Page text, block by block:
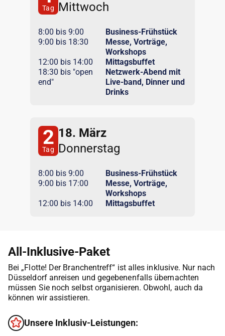
Tag Mittwoch
8:00 bis 9:00
Business-Frühstück
9:00 bis 18:30
Messe, Vorträge,
Workshops
12:00 bis 14:00
Mittagsbuffet
18:30 bis "open
end"
Netzwerk-Abend mit
Live-band, Dinner und
Drinks
2
Tag
18. März
Donnerstag
8:00 bis 9:00
Business-Frühstück
9:00 bis 17:00
Messe, Vorträge,
Workshops
12:00 bis 14:00
Mittagsbuffet
All-Inklusive-Paket
Bei „Flotte! Der Branchentreff“ ist alles inklusive. Nur nach
Düsseldorf anreisen und gegebenenfalls übernachten
müssen Sie noch selbst organisieren. Obwohl, auch da
können wir assistieren.
Unsere Inklusiv-Leistungen: